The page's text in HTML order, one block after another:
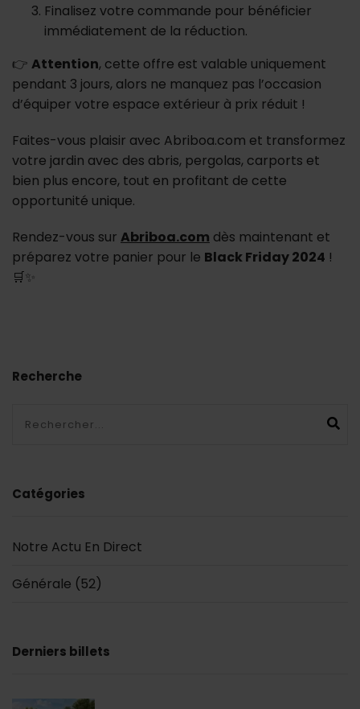
Finalisez votre commande pour bénéficier
immédiatement de la réduction.
👉 Attention, cette offre est valable uniquement
pendant 3 jours, alors ne manquez pas l’occasion
d’équiper votre espace extérieur à prix réduit !
Faites-vous plaisir avec Abriboa.com et transformez
votre jardin avec des abris, pergolas, carports et
bien plus encore, tout en profitant de cette
opportunité unique.
Rendez-vous sur Abriboa.com dès maintenant et
préparez votre panier pour le Black Friday 2024 !
🛒✨
Recherche
Ok
Catégories
Notre Actu En Direct
Générale (52)
Derniers billets